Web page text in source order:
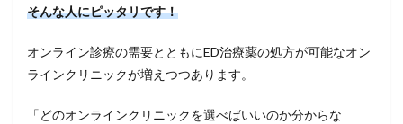
そんな人にピッタリです！
オンライン診療の需要とともにED治療薬の処方が可能なオン
ラインクリニックが増えつつあります。
「どのオンラインクリニックを選べばいいのか分からな